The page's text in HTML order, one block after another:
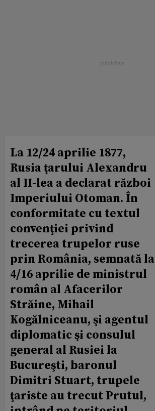
La 12/24 aprilie 1877,
Rusia ţarului Alexandru
al II-lea a declarat război
Imperiului Otoman. În
conformitate cu textul
convenţiei privind
trecerea trupelor ruse
prin România, semnată la
4/16 aprilie de ministrul
român al Afacerilor
Străine, Mihail
Kogălniceanu, şi agentul
diplomatic şi consulul
general al Rusiei la
Bucureşti, baronul
Dimitri Stuart, trupele
ţariste au trecut Prutul,